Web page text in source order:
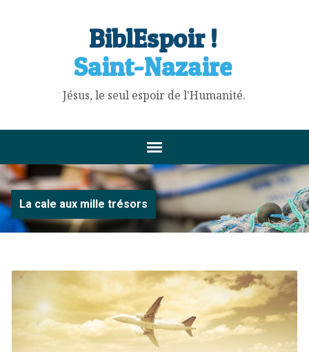
BiblEspoir !
Saint-Nazaire
Jésus, le seul espoir de l'Humanité.
La cale aux mille trésors